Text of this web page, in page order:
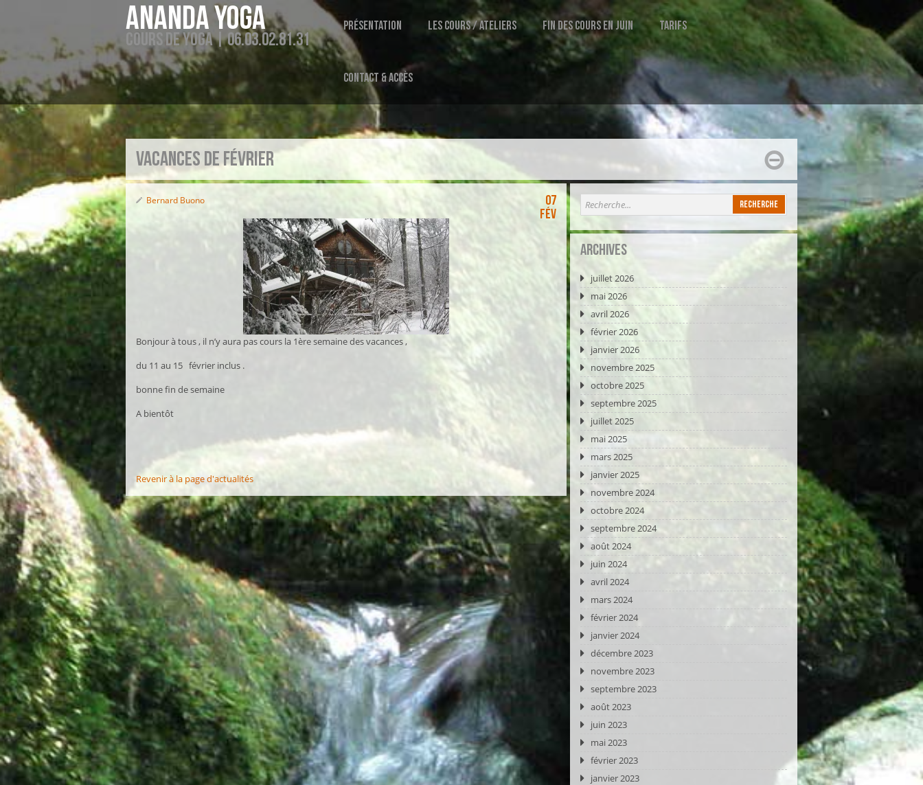
Ananda Yoga
Cours de Yoga | 06.03.02.81.31
Présentation Les Cours / Ateliers Fin des cours en juin Tarifs
Contact & Accès
vacances de février
Bernard Buono
07
Fév
Bonjour à tous , il n’y aura pas cours la 1ère semaine des vacances ,
du 11 au 15 février inclus .
bonne fin de semaine
A bientôt
Revenir à la page d'actualités
Archives
juillet 2026
mai 2026
avril 2026
février 2026
janvier 2026
novembre 2025
octobre 2025
septembre 2025
juillet 2025
mai 2025
mars 2025
janvier 2025
novembre 2024
octobre 2024
septembre 2024
août 2024
juin 2024
avril 2024
mars 2024
février 2024
janvier 2024
décembre 2023
novembre 2023
septembre 2023
août 2023
juin 2023
mai 2023
février 2023
janvier 2023